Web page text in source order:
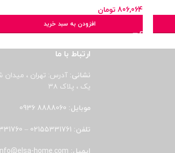
806,064 تومان
افزودن به سبد خرید
ارتباط با ما
نشانی: آدرس: تهران ،
یک ، پلاک ۳۸
موبایل: 8888060 0936
تلفن: 02155331761
–
ایمیل: home.com